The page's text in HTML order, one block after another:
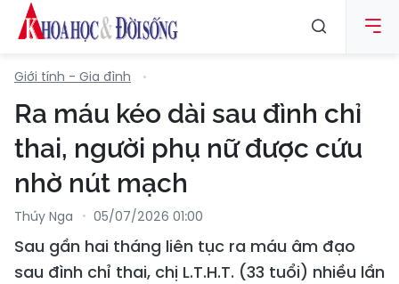
Giới tính - Gia đình
Ra máu kéo dài sau đình chỉ
thai, người phụ nữ được cứu
nhờ nút mạch
Thúy Nga 05/07/2026 01:00
Sau gần hai tháng liên tục ra máu âm đạo
sau đình chỉ thai, chị L.T.H.T. (33 tuổi) nhiều lần